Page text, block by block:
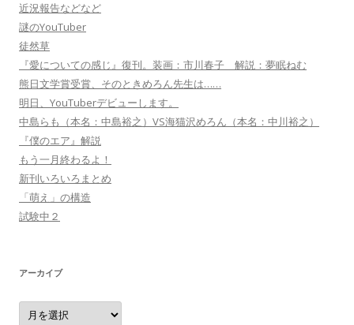
近況報告などなど
謎のYouTuber
徒然草
『愛についての感じ』復刊。装画：市川春子 解説：夢眠ねむ
熊日文学賞受賞、そのときめろん先生は……
明日、YouTuberデビューします。
中島らも（本名：中島裕之）VS海猫沢めろん（本名：中川裕之）
『僕のエア』解説
もう一月終わるよ！
新刊いろいろまとめ
「萌え」の構造
試験中２
アーカイブ
ア
ー